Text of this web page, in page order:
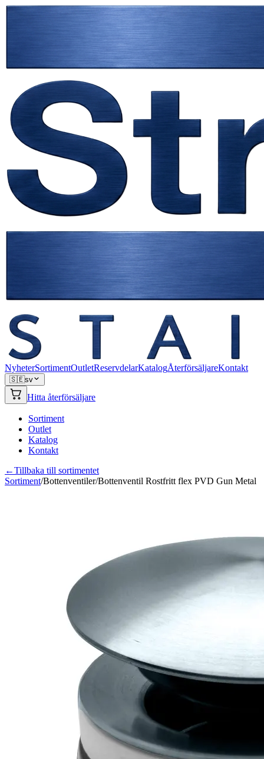
NyheterSortimentOutletReservdelarKatalogÅterförsäljareKontakt
🇸🇪sv
Hitta återförsäljare
Sortiment
Outlet
Katalog
Kontakt
←Tillbaka till sortimentet
Sortiment/Bottenventiler/Bottenventil Rostfritt flex PVD Gun Metal